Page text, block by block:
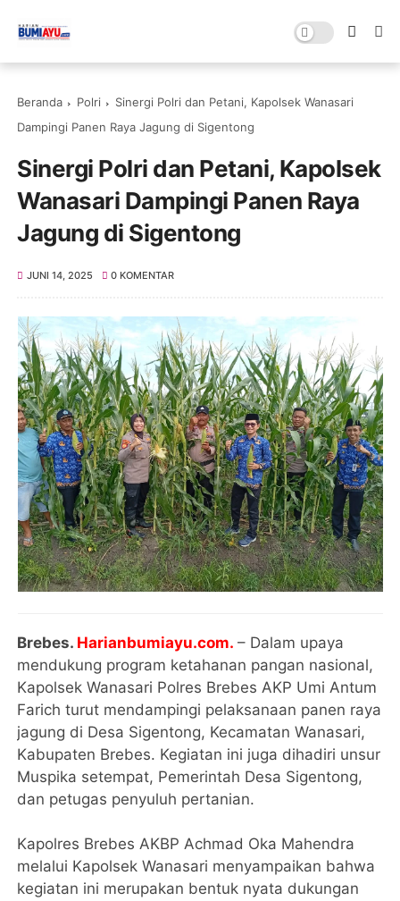
Beranda Polri
Sinergi Polri dan Petani, Kapolsek Wanasari
Dampingi Panen Raya Jagung di Sigentong
Sinergi Polri dan Petani, Kapolsek
Wanasari Dampingi Panen Raya
Jagung di Sigentong
JUNI 14, 2025 0 KOMENTAR
Brebes. Harianbumiayu.com.– Dalam upaya
mendukung program ketahanan pangan nasional,
Kapolsek Wanasari Polres Brebes AKP Umi Antum
Farich turut mendampingi pelaksanaan panen raya
jagung di Desa Sigentong, Kecamatan Wanasari,
Kabupaten Brebes. Kegiatan ini juga dihadiri unsur
Muspika setempat, Pemerintah Desa Sigentong,
dan petugas penyuluh pertanian.
Kapolres Brebes AKBP Achmad Oka Mahendra
melalui Kapolsek Wanasari menyampaikan bahwa
kegiatan ini merupakan bentuk nyata dukungan